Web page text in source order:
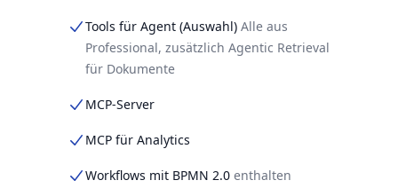
Tools für Agent (Auswahl) Alle aus
Professional, zusätzlich Agentic Retrieval
für Dokumente
MCP-Server
MCP für Analytics
Workflows mit BPMN 2.0 enthalten